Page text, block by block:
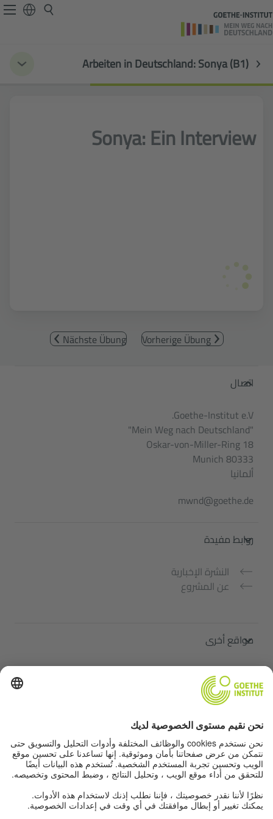
Arbeiten in Deutschland: Sonya (B1)
Sonya: Ein Interview
Vorherige Übung
Nächste Übung
Service- und Informationsbereich
اتصال
Goethe-Institut e.V.
"Mein Weg nach Deutschland"
Oskar-von-Miller-Ring 18
80333 Munich
ألمانيا
mwnd@goethe.de
روابط مفيدة
النشرة الإخبارية
عن المشروع
مواقع أخرى
ملتقى "اللغة الألمانية من أجلك"
تعلم الألمانية مجانًا
دورات اللغة الألمانية في معهد غوته
Lehrkräfteportal „Deutschstunde“
الخصوصية وإمكانية الوصول
إعدادات الخصوصية